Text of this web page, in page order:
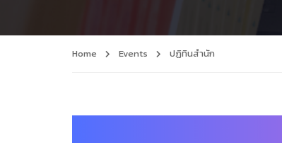
Home Events ปฏิทินสำนัก